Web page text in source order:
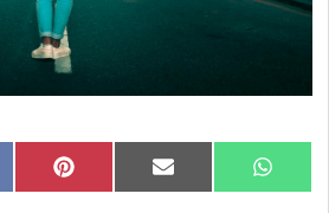
Compartir
en
Pinterest Compartir
en
Email
en